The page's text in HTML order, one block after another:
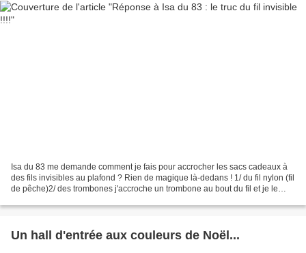
Isa du 83 me demande comment je fais pour accrocher les sacs cadeaux à
des fils invisibles au plafond ? Rien de magique là-dedans ! 1/ du fil nylon (fil
de pêche)2/ des trombones j'accroche un trombone au bout du fil et je le
Un hall d'entrée aux couleurs de Noël...